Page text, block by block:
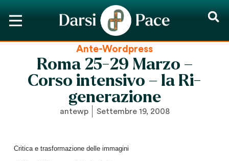
Ante-Wordpress
Roma 25-29 Marzo –
Corso intensivo – la Ri-
generazione
antewp Settembre 19, 2008
Critica e trasformazione delle immagini